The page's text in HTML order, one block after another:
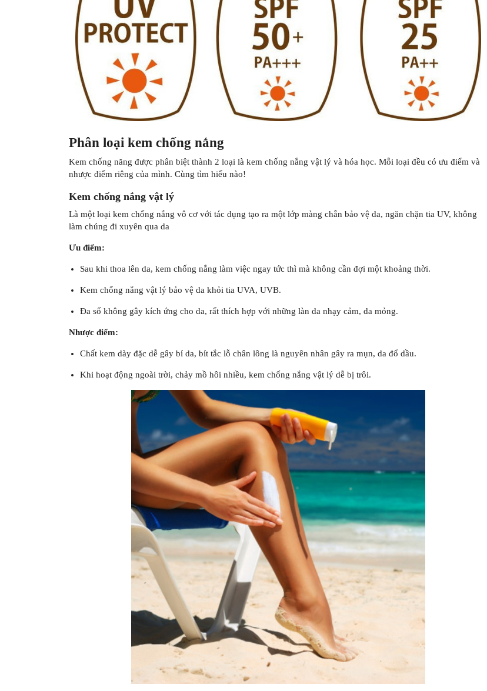
Phân loại kem chống nắng
Kem chống năng được phân biệt thành 2 loại là kem chống nắng vật lý và hóa học. Mỗi loại đều có ưu điểm và
nhược điểm riêng của mình. Cùng tìm hiểu nào!
Kem chống nắng vật lý
Là một loại kem chống nắng vô cơ với tác dụng tạo ra một lớp màng chắn bảo vệ da, ngăn chặn tia UV, không
làm chúng đi xuyên qua da
Ưu điểm:
Sau khi thoa lên da, kem chống nắng làm việc ngay tức thì mà không cần đợi một khoảng thời.
Kem chống nắng vật lý bảo vệ da khỏi tia UVA, UVB.
Đa số không gây kích ứng cho da, rất thích hợp với những làn da nhạy cảm, da mỏng.
Nhược điểm:
Chất kem dày đặc dễ gây bí da, bít tắc lỗ chân lông là nguyên nhân gây ra mụn, da đổ dầu.
Khi hoạt động ngoài trời, chảy mồ hôi nhiều, kem chống nắng vật lý dễ bị trôi.